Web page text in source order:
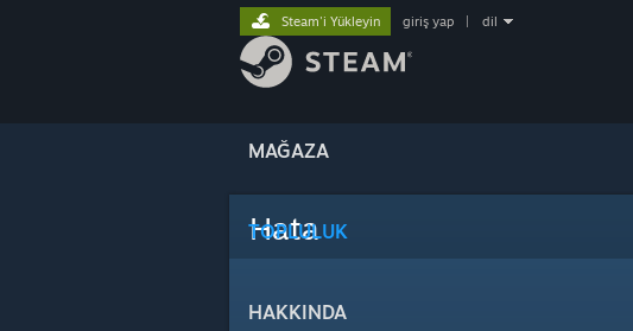
MAĞAZA
TOPLULUK
HAKKINDA
Steam'i Yükleyin giriş yap dil
Hata